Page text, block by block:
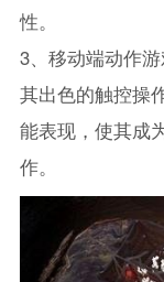
性。
3、移动端动作
其出色的触控操
能表现，使其成
作。